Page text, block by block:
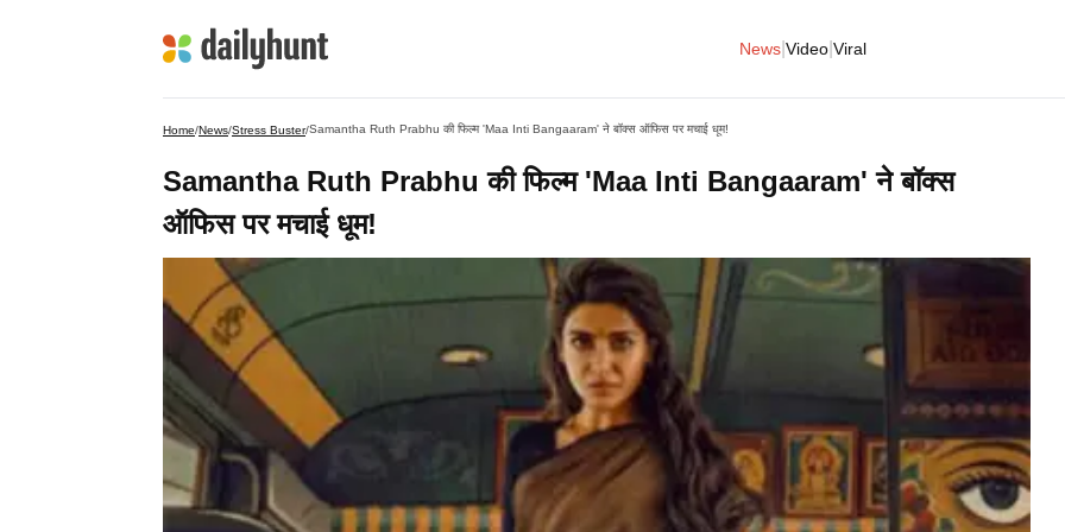
News Video Viral
Home/News/Stress Buster/Samantha Ruth Prabhu की फिल्म 'Maa Inti Bangaaram' ने बॉक्स ऑफिस पर मचाई धूम!
Samantha Ruth Prabhu की फिल्म 'Maa Inti Bangaaram' ने बॉक्स
ऑफिस पर मचाई धूम!